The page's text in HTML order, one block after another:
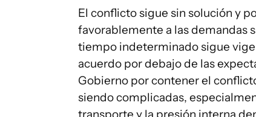
El conflicto sigue sin solución y
favorablemente a las demandas
tiempo indeterminado sigue
acuerdo por debajo de las
Gobierno por contener el
siendo complicadas,